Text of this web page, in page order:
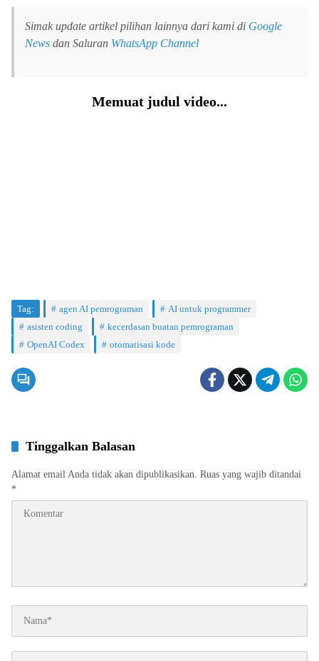
Simak update artikel pilihan lainnya dari kami di Google
News dan Saluran WhatsApp Channel
Memuat judul video...
Tag: agen AI pemrograman
AI untuk programmer
asisten coding
kecerdasan buatan pemrograman
OpenAI Codex
otomatisasi kode
Tinggalkan Balasan
Alamat email Anda tidak akan dipublikasikan. Ruas yang wajib ditandai
*